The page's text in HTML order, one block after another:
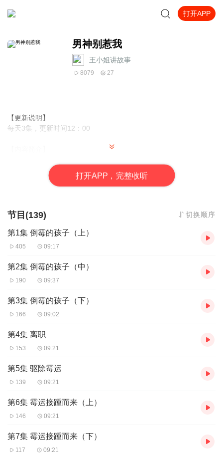
打开APP
男神别惹我
王小姐讲故事
8079 27
【更新说明】
每天3集，更新时间12：00
谁想五千块大洋买回的玉佩，霉运没驱成，反而，越来越倒霉！
我带着满腔的愤怒去找算命先生理论，结果被便衣误会我们“分账不
打开APP，完整收听
节目(139) 切换顺序
第1集 倒霉的孩子（上）
405 09:17
第2集 倒霉的孩子（中）
190 09:37
第3集 倒霉的孩子（下）
166 09:02
第4集 离职
153 09:21
第5集 驱除霉运
139 09:21
第6集 霉运接踵而来（上）
146 09:21
第7集 霉运接踵而来（下）
117 09:21